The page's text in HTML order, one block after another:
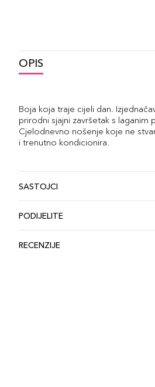
OPIS
Boja koja traje cijeli dan.
prirodni sjajni završetak s
Cjelodnevno nošenje koje ne
i trenutno kondicionira.
SASTOJCI
PODIJELITE
RECENZIJE